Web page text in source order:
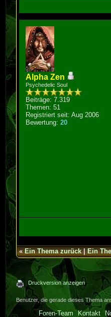
Alpha Zen
Psychedelic Soul
Beiträge: 7.319
Themen: 51
Registriert seit: Aug 2006
Bewertung:20
«Ein Thema zurück|Ein
Druckversion anzeigen
Benutzer, die gerade dieses Thema
Foren-Team Kontakt